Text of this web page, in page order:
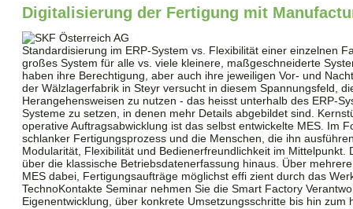
Digitalisierung der Fertigung mit
Standardisierung im ERP-System vs. Flexibilität einer einzelnen
großes System für alle vs. viele kleinere, maßgeschneiderte
haben ihre Berechtigung, aber auch ihre jeweiligen Vor- und
der Wälzlagerfabrik in Steyr versucht in diesem Spannungsfeld,
Herangehensweisen zu nutzen - das heisst unterhalb des ERP-
Systeme zu setzen, in denen mehr Details abgebildet sind.
operative Auftragsabwicklung ist das selbst entwickelte MES. Im
schlanker Fertigungsprozess und die Menschen, die ihn
Modularität, Flexibilität und Bedienerfreundlichkeit im Mittelpunkt.
über die klassische Betriebsdatenerfassung hinaus. Über
MES dabei, Fertigungsaufträge möglichst effi zient durch das
TechnoKontakte Seminar nehmen Sie die Smart Factory
Eigenentwicklung, über konkrete Umsetzungsschritte bis hin zum